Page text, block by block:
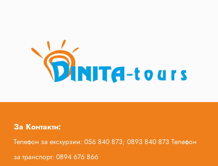
За Контакти:
Телефон за екскурзии: 056 840 873; 0893 840 873 Телефон
за транспорт: 0894 676 866